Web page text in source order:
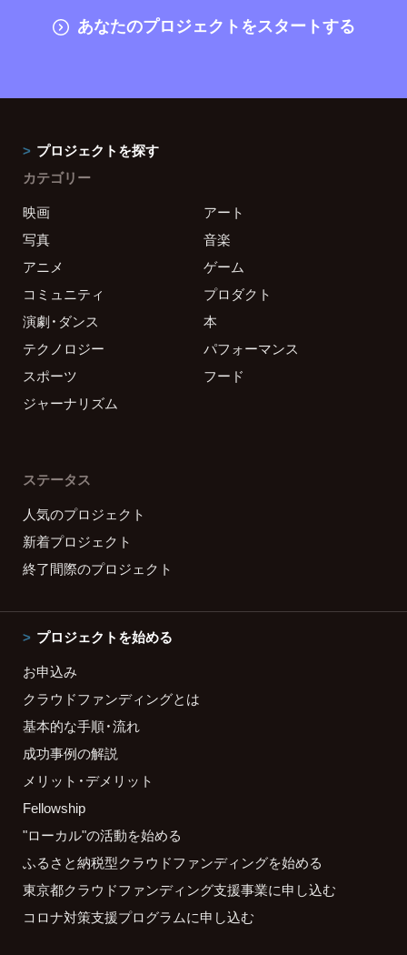
あなたのプロジェクトをスタートする
プロジェクトを探す
カテゴリー
映画
アート
写真
音楽
アニメ
ゲーム
コミュニティ
プロダクト
演劇・ダンス
本
テクノロジー
パフォーマンス
スポーツ
フード
ジャーナリズム
ステータス
人気のプロジェクト
新着プロジェクト
終了間際のプロジェクト
プロジェクトを始める
お申込み
クラウドファンディングとは
基本的な手順・流れ
成功事例の解説
メリット・デメリット
Fellowship
"ローカル"の活動を始める
ふるさと納税型クラウドファンディングを始める
東京都クラウドファンディング支援事業に申し込む
コロナ対策支援プログラムに申し込む